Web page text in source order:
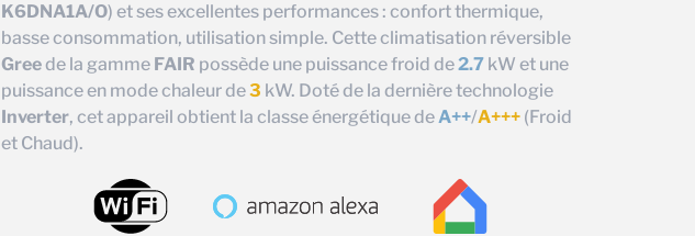
K6DNA1A/O) et ses excellentes performances : confort thermique,
basse consommation, utilisation simple. Cette climatisation réversible
Greede la gamme FAIR possède une puissance froid de2.7 kW et une
puissance en mode chaleur de3 kW. Doté de la dernière technologie
Inverter, cet appareil obtient la classe énergétique deA++/A+++ (Froid
et Chaud).